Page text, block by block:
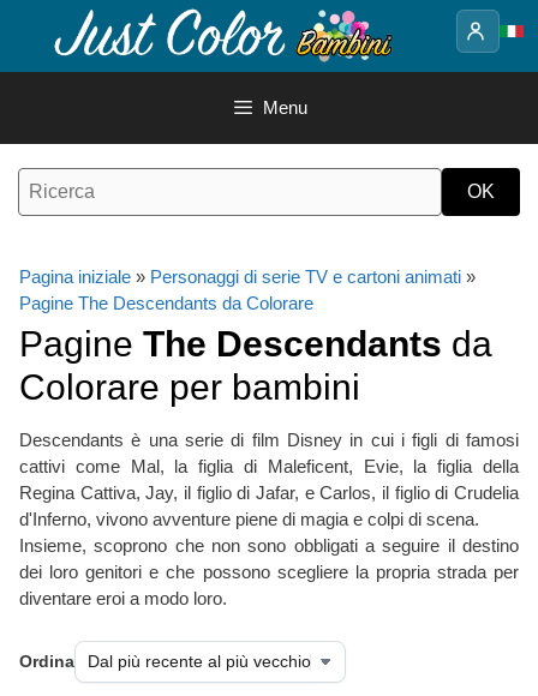
contenuto
Menu
Pagina iniziale » Personaggi di serie TV e cartoni animati »
Pagine The Descendants da Colorare
Pagine The Descendants da
Colorare per bambini
Descendants è una serie di film Disney in cui i figli di famosi
cattivi come Mal, la figlia di Maleficent, Evie, la figlia della
Regina Cattiva, Jay, il figlio di Jafar, e Carlos, il figlio di Crudelia
d'Inferno, vivono avventure piene di magia e colpi di scena.
Insieme, scoprono che non sono obbligati a seguire il destino
dei loro genitori e che possono scegliere la propria strada per
diventare eroi a modo loro.
Ordina